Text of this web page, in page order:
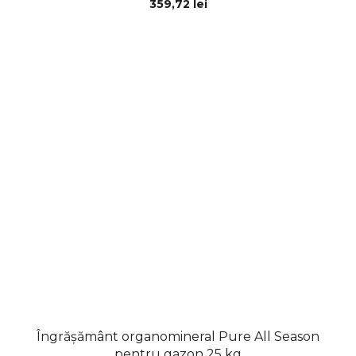
359,72 lei
Îngrășământ organomineral Pure All Season